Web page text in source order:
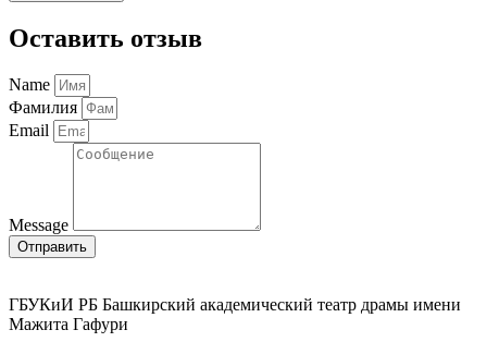
Оставить отзыв
Name
Фамилия
Email
Message
Отправить
ГБУКиИ РБ Башкирский академический театр драмы имени
Мажита Гафури